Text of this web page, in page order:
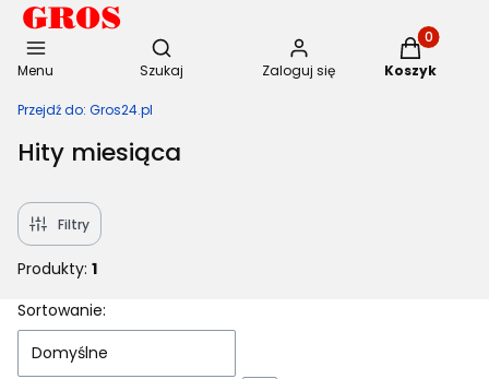
Menu
Otwórz wyszukiwarkę
Szukaj Zaloguj się
Produkty
Koszyk
Przejdź do: Gros24.pl
Hity miesiąca
Filtry
Produkty: 1
Lista produktów
Sortowanie:
Domyślne